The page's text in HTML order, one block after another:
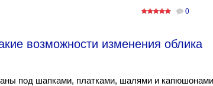
0
возможности изменения облика
под шапками, платками, шалями и